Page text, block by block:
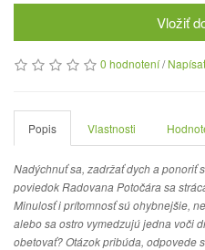
Vložiť
0 hodnotení/
Popis Vlastnosti
Nadýchnuť sa, zadržať dych a ponoriť
poviedok Radovana Potočára sa
Minulosť i prítomnosť sú ohybnejšie,
alebo sa ostro vymedzujú jedna voči
obetovať? Otázok pribúda, odpovede